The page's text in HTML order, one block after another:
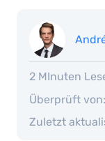
2 MInuten
Zuletzt
Überprüft von: